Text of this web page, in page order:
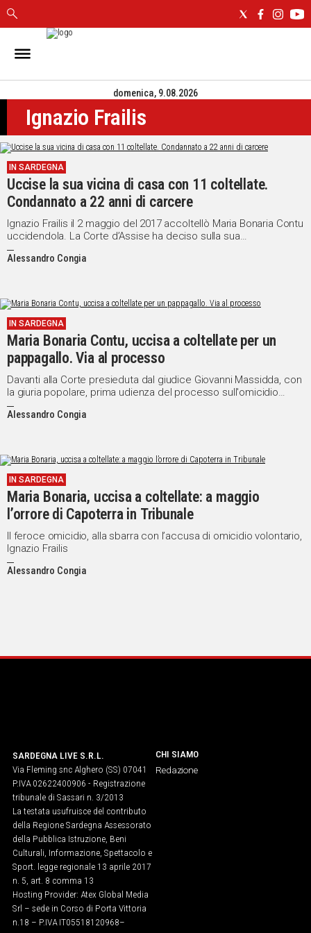
IN
CAGLIARI
SASSARI
NUORO
ORISTANO
SULCIS
GALLURA
OGLIASTRA
MEDIO
CAMPIDANO
POLITICA
IN
ITALIA
NEL
MONDO
SPORT
EVENTI
VIDEO
Vai
domenica, 9.08.2026
Ignazio Frailis
IN SARDEGNA
Uccise la sua vicina di casa con 11 coltellate.
Condannato a 22 anni di carcere
Ignazio Frailis il 2 maggio del 2017 accoltellò Maria Bonaria Contu
uccidendola. La Corte d’Assise ha deciso sulla sua
colpevolezza
Alessandro Congia
IN SARDEGNA
Maria Bonaria Contu, uccisa a coltellate per un
pappagallo. Via al processo
Davanti alla Corte presieduta dal giudice Giovanni Massidda, con
la giuria popolare, prima udienza del processo sull'omicidio
compiuto nel maggio del 2017: alla sbarra, con la pesante
accusa di omicidio, il vicino di casa, 47enne, Ignazio Frailis
Alessandro Congia
IN SARDEGNA
Maria Bonaria, uccisa a coltellate: a maggio
l’orrore di Capoterra in Tribunale
Il feroce omicidio, alla sbarra con l’accusa di omicidio volontario,
Ignazio Frailis
Alessandro Congia
SARDEGNA LIVE S.R.L.
Via Fleming snc Alghero (SS) 07041
P.IVA 02622400906 - Registrazione
tribunale di Sassari n. 3/2013
La testata usufruisce del contributo
della Regione Sardegna Assessorato
della Pubblica Istruzione, Beni
Culturali, Informazione, Spettacolo e
Sport. legge regionale 13 aprile 2017
n. 5, art. 8 comma 13
Hosting Provider: Atex Global Media
Srl – sede in Corso di Porta Vittoria
n.18 – P.IVA IT05518120968​–
CHI SIAMO
Redazione